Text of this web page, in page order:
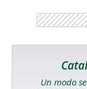
Un modo